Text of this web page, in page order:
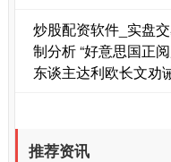
炒股配资软件_实盘
制分析 “好意思国正
东谈主达利欧长文劝
推荐资讯